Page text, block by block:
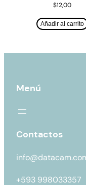
$12,00
Añadir al carrito
Menú
Contactos
+593 998033357